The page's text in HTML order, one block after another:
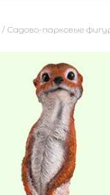
/ Садово-парковые